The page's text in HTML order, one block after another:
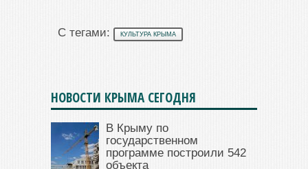
С тегами: КУЛЬТУРА КРЫМА
НОВОСТИ КРЫМА СЕГОДНЯ
В Крыму по
государственном
программе построили 542
объекта